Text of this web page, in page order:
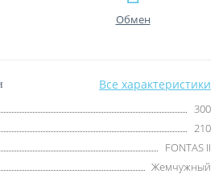
Обмен
Все характеристики
300
210
FONTAS II
Жемчужный